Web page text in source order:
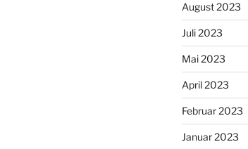
August 2023
Juli 2023
Mai 2023
April 2023
Februar 2023
Januar 2023